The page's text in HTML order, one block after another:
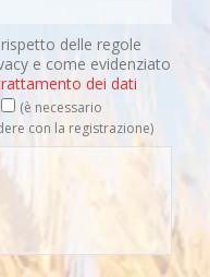
delle regole
e come evidenziato
dei dati
(è necessario
con la registrazione)